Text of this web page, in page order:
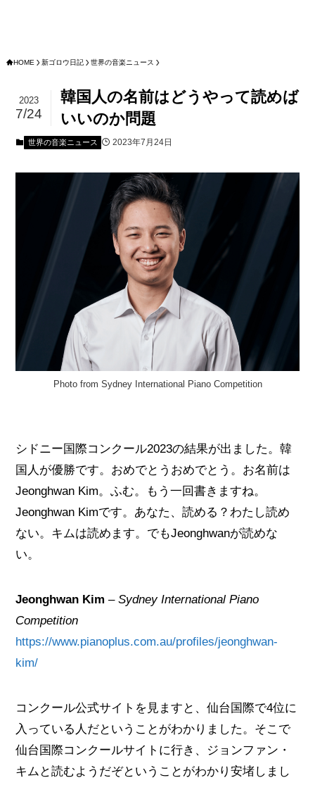
HOME 新ゴロウ日記 世界の音楽ニュース
韓国人の名前はどうやって読めば
いいのか問題
2023
7/24
世界の音楽ニュース 2023年7月24日
Photo from Sydney International Piano Competition
シドニー国際コンクール2023の結果が出ました。韓
国人が優勝です。おめでとうおめでとう。お名前は
Jeonghwan Kim。ふむ。もう一回書きますね。
Jeonghwan Kimです。あなた、読める？わたし読め
ない。キムは読めます。でもJeonghwanが読めな
い。
Jeonghwan Kim –Sydney International Piano
Competition
https://www.pianoplus.com.au/profiles/jeonghwan-
kim/
コンクール公式サイトを見ますと、仙台国際で4位に
入っている人だということがわかりました。そこで
仙台国際コンクールサイトに行き、ジョンファン・
キムと読むようだぞということがわかり安堵しまし